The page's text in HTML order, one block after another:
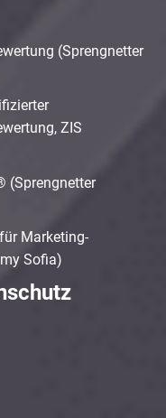
(Sprengnetter
ZIS
(Sprengnetter
Marketing-
Sofia)